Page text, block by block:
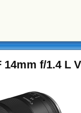
14mm f/1.4 L